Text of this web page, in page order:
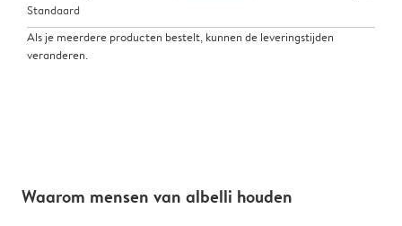
Standaard
Als je meerdere producten bestelt, kunnen de leveringstijden
veranderen.
Waarom mensen van albelli houden